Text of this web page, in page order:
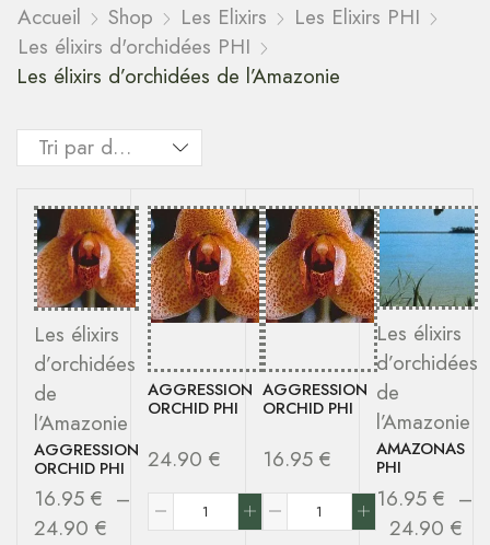
Accueil Shop Les Elixirs
Les Elixirs PHI
Les élixirs d'orchidées PHI
Les élixirs d’orchidées de l’Amazonie
Les élixirs
d’orchidées
de
l’Amazonie
AGGRESSION
ORCHID PHI
16.95 € –
24.90 €
AGGRESSION
ORCHID PHI
24.90€
AGGRESSION
ORCHID PHI
16.95 €
Les élixirs
d’orchidées
de
l’Amazonie
AMAZONAS
PHI
16.95 € –
24.90 €